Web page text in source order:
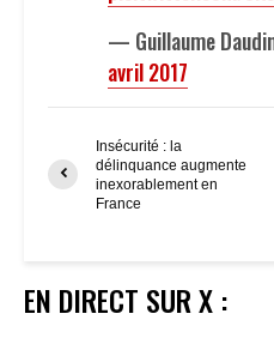
— Guillaume
avril 2017
Insécurité : la
délinquance augmente
inexorablement en
France
EN DIRECT SUR X :